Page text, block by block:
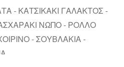
- ΚΑΤΣΙΚΑΚΙ ΓΑΛΑΚΤΟΣ -
ΝΩΠΟ - ΡΟΛΛΟ
- ΣΟΥΒΛΑΚΙΑ -